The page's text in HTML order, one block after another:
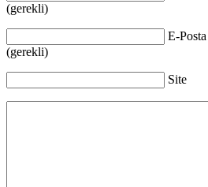
(gerekli)
E-Posta
(gerekli)
Site